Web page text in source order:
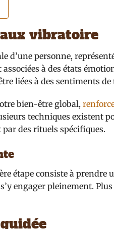
vibratoire
d’une personne,
à des états
liées à des sentiments de
bien-être global,
techniques existent
des rituels spécifiques.
étape consiste à prendre
engager pleinement.